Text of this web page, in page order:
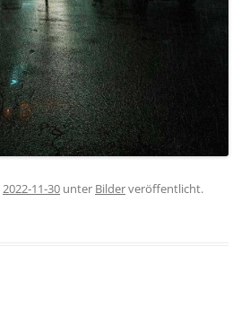
2022-11-30 unter Bilderveröffentlicht.